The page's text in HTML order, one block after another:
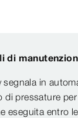
di
segnala in
di pressature
eseguita entro